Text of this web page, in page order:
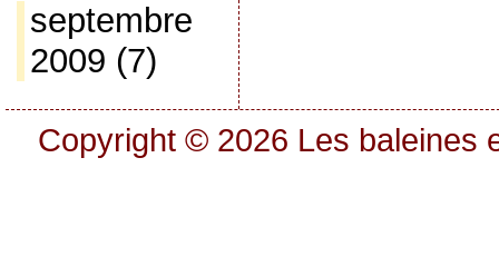
septembre
2009 (7)
Copyright © 2026 Les baleines